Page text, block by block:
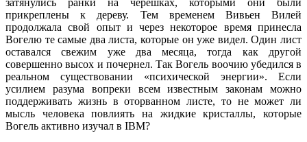
прикреплены к дереву. Тем временем Вивьен Вилей
продолжала свой опыт и через некоторое время принесла
Вогелю те самые два листа, которые он уже видел. Один лист
оставался свежим уже два месяца, тогда как другой
совершенно высох и почернел. Так Вогель воочию убедился в
реальном существовании «психической энергии». Если
усилием разума вопреки всем известным законам можно
поддерживать жизнь в оторванном листе, то не может ли
мысль человека повлиять на жидкие кристаллы, которые
Вогель активно изучал в IBM?